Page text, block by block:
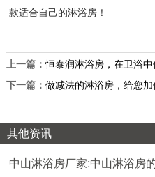
款适合自己的淋浴房！
上一篇：恒泰润淋浴房，在卫浴
下一篇： 做减法的淋浴房，给您
其他资讯
中山淋浴房厂家:中山淋浴房